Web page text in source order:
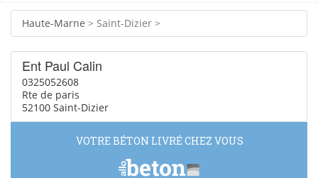
Haute-Marne > Saint-Dizier >
Ent Paul Calin
0325052608
Rte de paris
52100 Saint-Dizier
VOTRE BÉTON LIVRÉ CHEZ VOUS